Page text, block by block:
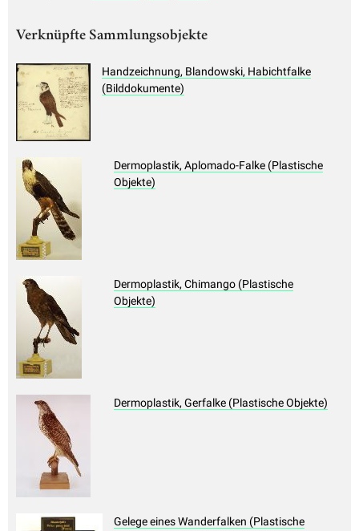
Verknüpfte Sammlungsobjekte
Handzeichnung, Blandowski, Habichtfalke
(Bilddokumente)
Dermoplastik, Aplomado-Falke (Plastische
Objekte)
Dermoplastik, Chimango (Plastische
Objekte)
Dermoplastik, Gerfalke (Plastische Objekte)
Gelege eines Wanderfalken (Plastische